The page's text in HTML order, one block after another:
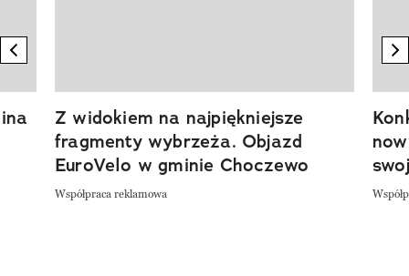
previous element
Z widokiem na najpiękniejsze
fragmenty wybrzeża. Objazd
EuroVelo w gminie Choczewo
Współpraca reklamowa